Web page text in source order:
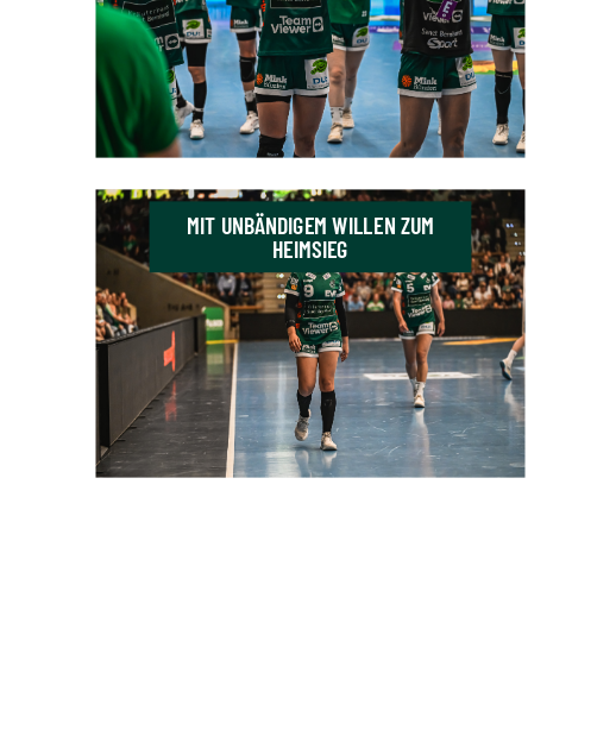
MIT UNBÄNDIGEM WILLEN ZUM
HEIMSIEG